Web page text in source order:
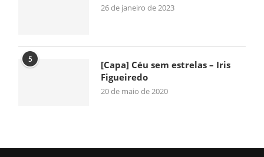
26 de janeiro de 2023
5
[Capa] Céu sem estrelas – Iris
Figueiredo
20 de maio de 2020